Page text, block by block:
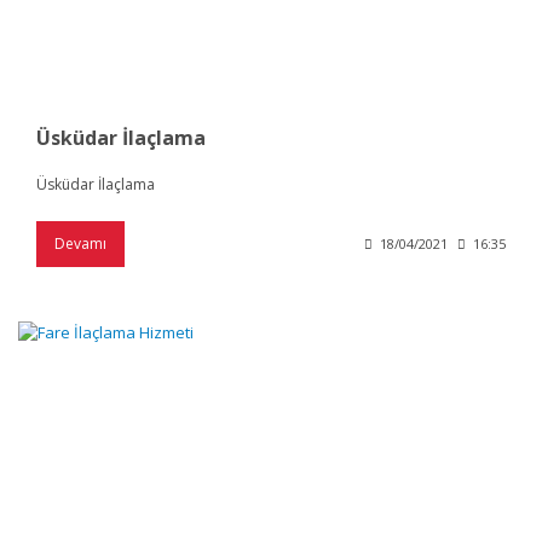
Üsküdar İlaçlama
Üsküdar İlaçlama
Devamı 18/04/2021 16:35